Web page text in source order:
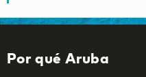
Por qué Aruba